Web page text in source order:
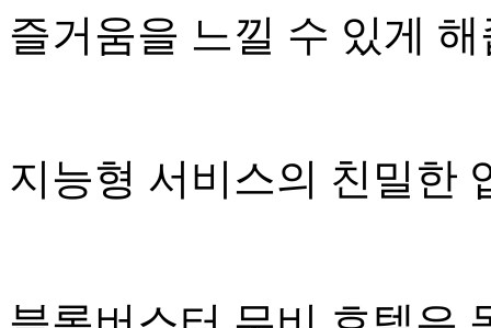
즐거움을 느낄 수 있게
지능형 서비스의 친밀한